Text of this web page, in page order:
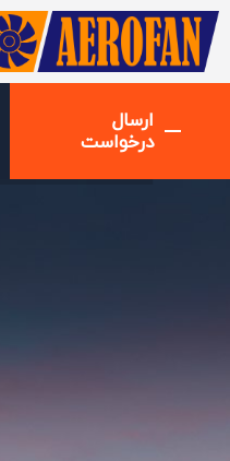
ارسال
درخواست